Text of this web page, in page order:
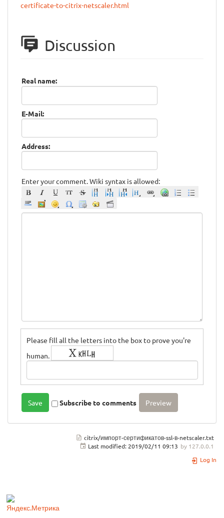
certificate-to-citrix-netscaler.html
Discussion
Real name:
E-Mail:
Address:
Enter your comment. Wiki syntax is allowed:
Please fill all the letters into the box to prove you're
human.
Subscribe to comments
citrix/импорт-сертификатов-ssl-в-netscaler.txt
Last modified:2019/02/11 09:13 by 127.0.0.1
Log In